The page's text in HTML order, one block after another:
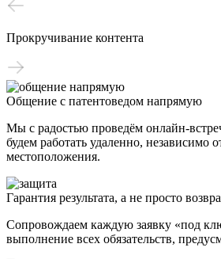
Прокручивание контента
Общение с патентоведом напрямую
Мы с радостью проведём онлайн-
будем работать удаленно, независимо
местоположения.
Гарантия результата, а не просто
Сопровождаем каждую заявку «под
выполнение всех обязательств,